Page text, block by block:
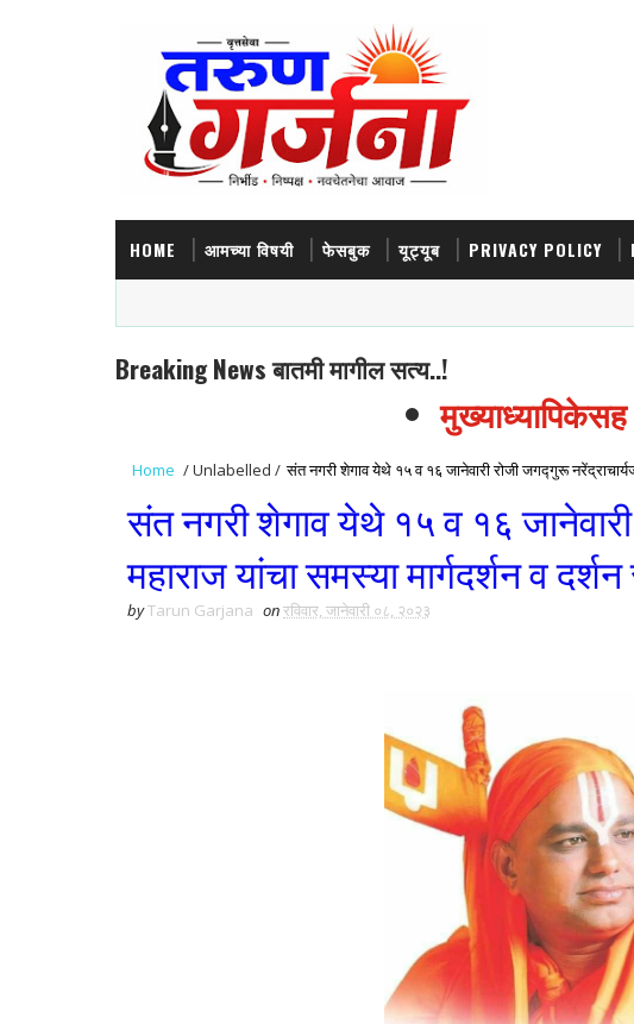
HOME आमच्या विषयी फेसबुक यूट्यूब PRIVACY POLICY
Breaking News बातमी मागील सत्य..!
मुख्याध्यापिकेसह
Home /Unlabelled / संत नगरी शेगाव येथे १५ व १६ जानेवारी रोजी जगद्गुरू
संत नगरी शेगाव येथे १५ व १६
महाराज यांचा समस्या मार्गदर्शन व
byTarun Garjana onरविवार, जानेवारी ०८, २०२३